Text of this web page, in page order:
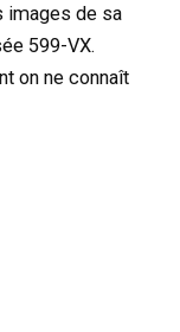
images de sa
599-VX.
on ne connaît